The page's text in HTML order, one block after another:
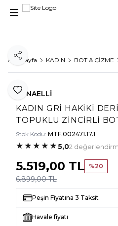
Ana Sayfa KADIN BOT & ÇİZME
Favoriye Ekle
Paylaş
TUNAELLİ
KADIN GRI HAKIKI
TOPUKLU ZINCIRLI
Stok Kodu: MTF.002471.17.1
★ ★ ★ ★ ★5,02
6.899,00TL
5.519,00 TL %20
Peşin Fiyatına 3 Taksit
Havale fiyatı